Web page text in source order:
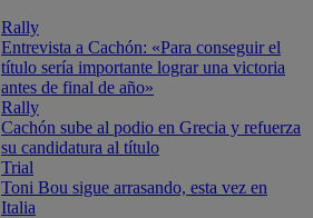
Rally
Entrevista a Cachón: «Para conseguir el
título sería importante lograr una victoria
antes de final de año»
Rally
Cachón sube al podio en Grecia y refuerza
su candidatura al título
Trial
Toni Bou sigue arrasando, esta vez en
Italia